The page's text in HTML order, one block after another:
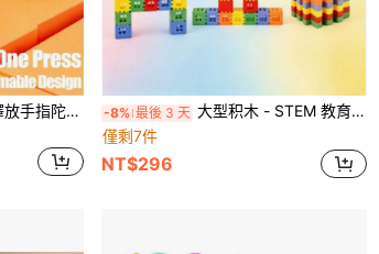
可擠壓可變形旋轉球壓力釋放手指陀螺，成人紓壓禮物
-8% 最後 3 天 大型积木 - STEM 教育积木，适合 3-6 岁和 6-12 岁儿童。颜色随机组合，是圣诞节、新年或生日礼物的完美之选。寓教于乐的益智玩具。
僅剩7件
NT$296